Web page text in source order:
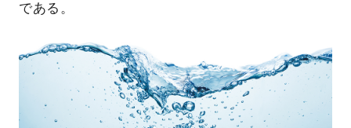
である。